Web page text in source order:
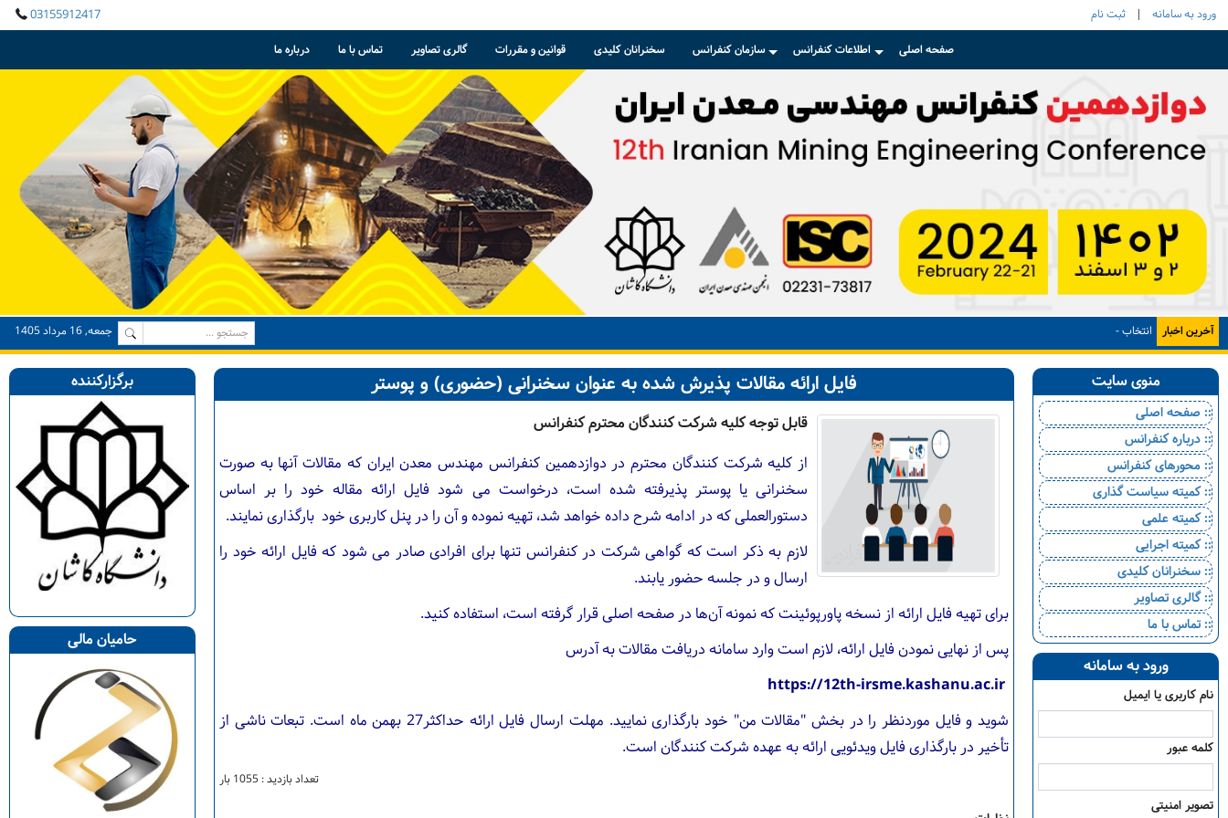
03155912417 ورود به سامانه | ثبت نام
صفحه اصلی
+
اطلاعات کنفرانس
+
سازمان کنفرانس سخنرانان کلیدی قوانین و مقررات گالری تصاویر تماس با ما درباره ما
آخرین اخبار انتخاب مقالات برتر دو- جمعه, 16 مرداد 1405
فایل ارائه مقالات پذیرش شده به عنوان سخنرانی (حضوری) و پوستر
قابل توجه کلیه شرکت کنندگان محترم کنفرانس
از کلیه شرکت کنندگان محترم در دوازدهمین کنفرانس مهندس معدن ایران که مقالات آنها به صورت
سخنرانی یا پوستر پذیرفته شده است، درخواست می شود فایل ارائه مقاله خود را بر اساس
دستورالعملی که در ادامه شرح داده خواهد شد، تهیه نموده و آن را در پنل کاربری خود بارگذاری نمایند.
لازم به ذکر است که گواهی شرکت در کنفرانس تنها برای افرادی صادر می‌ شود که فایل ارائه خود را
ارسال و در جلسه حضور یابند.
برای تهیه فایل ارائه از نسخه پاورپوئینت که نمونه آن‌ها در صفحه اصلی قرار گرفته است، استفاده کنید.
پس از نهایی نمودن فایل ارائه، لازم است وارد سامانه دریافت مقالات به آدرس
https://12th-irsme.kashanu.ac.ir
شوید و فایل موردنظر را در بخش "مقالات من" خود بارگذاری نمایید. مهلت ارسال فایل ارائه حداکثر27 بهمن ماه است. تبعات ناشی از
تأخیر در بارگذاری فایل ویدئویی ارائه به عهده شرکت کنندگان است.
تعداد بازدید : 1055 بار
منوی سایت
:: صفحه اصلی
:: درباره کنفرانس
:: محورهای کنفرانس
:: کمیته سیاست گذاری
:: کمیته علمی
:: کمیته اجرایی
:: سخنرانان کلیدی
:: گالری تصاویر
:: تماس با ما
ورود به سامانه
نام کاربری یا ایمیل
کلمه عبور
تصویر امنیتی
برگزارکننده
حامیان مالی